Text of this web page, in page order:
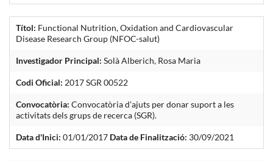
Títol: Functional Nutrition, Oxidation and Cardiovascular
Disease Research Group (NFOC-salut)
Investigador Principal: Solà Alberich, Rosa Maria
Codi Oficial: 2017 SGR 00522
Convocatòria: Convocatòria d'ajuts per donar suport a les
activitats dels grups de recerca (SGR).
Data d'Inici: 01/01/2017 Data de Finalització: 30/09/2021